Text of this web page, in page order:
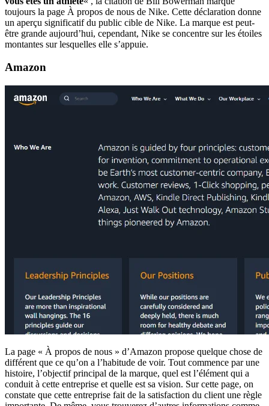
toujours la page À propos de nous de Nike. Cette déclaration donne
un aperçu significatif du public cible de Nike. La marque est peut-
être grande aujourd’hui, cependant, Nike se concentre sur les étoiles
montantes sur lesquelles elle s’appuie.
Amazon
La page « À propos de nous » d’Amazon propose quelque chose de
différent que ce qu’on a l’habitude de voir. Tout commence par une
histoire, l’objectif principal de la marque, quel est l’élément qui a
conduit à cette entreprise et quelle est sa vision. Sur cette page, on
constate que cette entreprise fait de la satisfaction du client une règle